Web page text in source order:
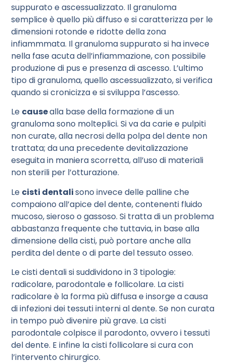
suppurato e ascessualizzato. Il granuloma
semplice è quello più diffuso e si caratterizza per le
dimensioni rotonde e ridotte della zona
infiammmata. Il granuloma suppurato si ha invece
nella fase acuta dell’infiammazione, con possibile
produzione di pus e presenza di ascesso. L’ultimo
tipo di granuloma, quello ascessualizzato, si verifica
quando si cronicizza e si sviluppa l’ascesso.
Le causealla base della formazione di un
granuloma sono molteplici. Si va da carie e pulpiti
non curate, alla necrosi della polpa del dente non
trattata; da una precedente devitalizzazione
eseguita in maniera scorretta, all’uso di materiali
non sterili per l’otturazione.
Le cisti dentalisono invece delle palline che
compaiono all’apice del dente, contenenti fluido
mucoso, sieroso o gassoso. Si tratta di un problema
abbastanza frequente che tuttavia, in base alla
dimensione della cisti, può portare anche alla
perdita del dente o di parte del tessuto osseo.
Le cisti dentali si suddividono in 3 tipologie:
radicolare, parodontale e follicolare. La cisti
radicolare è la forma più diffusa e insorge a causa
di infezioni dei tessuti interni al dente. Se non curata
in tempo può divenire più grave. La cisti
parodontale colpisce il parodonto, ovvero i tessuti
del dente. E infine la cisti follicolare si cura con
l’intervento chirurgico.